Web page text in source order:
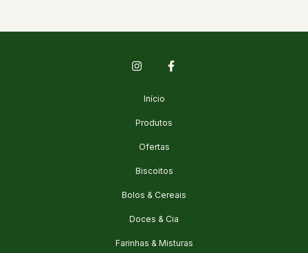
Início
Produtos
Ofertas
Biscoitos
Bolos & Cereais
Doces & Cia
Farinhas & Misturas